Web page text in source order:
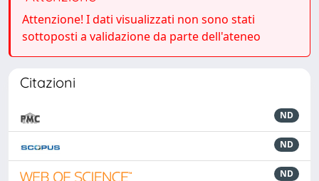
Attenzione! I dati visualizzati non sono stati
sottoposti a validazione da parte dell'ateneo
Citazioni
ND
ND
ND